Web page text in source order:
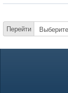
Перейти